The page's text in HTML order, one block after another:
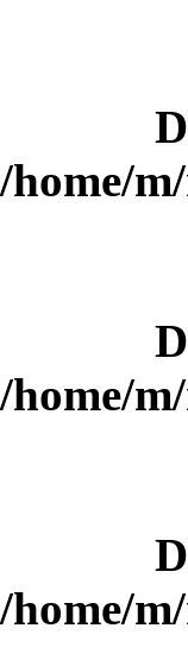
/home/
/home/
/home/